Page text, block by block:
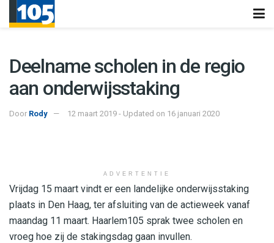
Deelname scholen in de regio
aan onderwijsstaking
Door Rody 12 maart 2019 - Updated on 16 januari 2020
ADVERTENTIE
Vrijdag 15 maart vindt er een landelijke onderwijsstaking
plaats in Den Haag, ter afsluiting van de actieweek vanaf
maandag 11 maart. Haarlem105 sprak twee scholen en
vroeg hoe zij de stakingsdag gaan invullen.